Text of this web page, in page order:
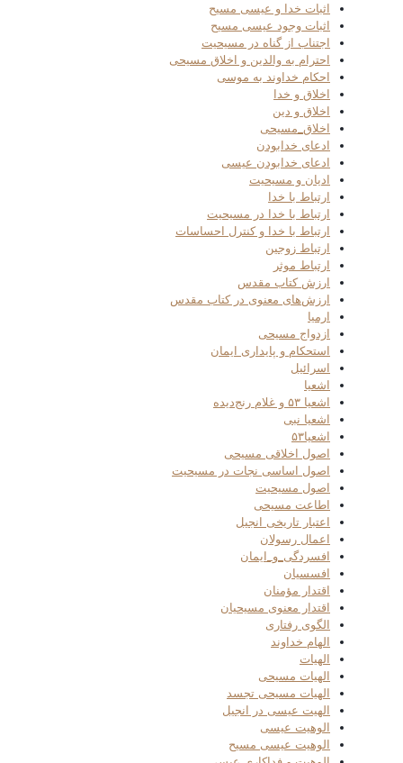
اثبات خدا و عیسی مسیح
اثبات وجود عیسی مسیح
اجتناب از گناه در مسیحیت
احترام به والدین و اخلاق مسیحی
احکام خداوند به موسی
اخلاق و خدا
اخلاق و دین
اخلاق_مسیحی
ادعای خدابودن
ادعای خدابودن عیسی
ادیان و مسیحیت
ارتباط با خدا
ارتباط با خدا در مسیحیت
ارتباط با خدا و کنترل احساسات
ارتباط زوجین
ارتباط موثر
ارزش کتاب مقدس
ارزش‌های معنوی در کتاب مقدس
ارمیا
ازدواج مسیحی
استحکام و پایداری ایمان
اسرائیل
اشعیا
اشعیا ۵۳ و غلام رنج‌دیده
اشعیا نبی
اشعیا۵۳
اصول اخلاقی مسیحی
اصول اساسی نجات در مسیحیت
اصول مسیحیت
اطاعت مسیحی
اعتبار تاریخی انجیل
اعمال رسولان
افسردگی_و_ایمان
افسسیان
اقتدار مؤمنان
اقتدار معنوی مسیحیان
الگوی رفتاری
الهام خداوند
الهیات
الهیات مسیحی
الهیات مسیحی تجسد
الهیت عیسی در انجیل
الوهیت عیسی
الوهیت عیسی مسیح